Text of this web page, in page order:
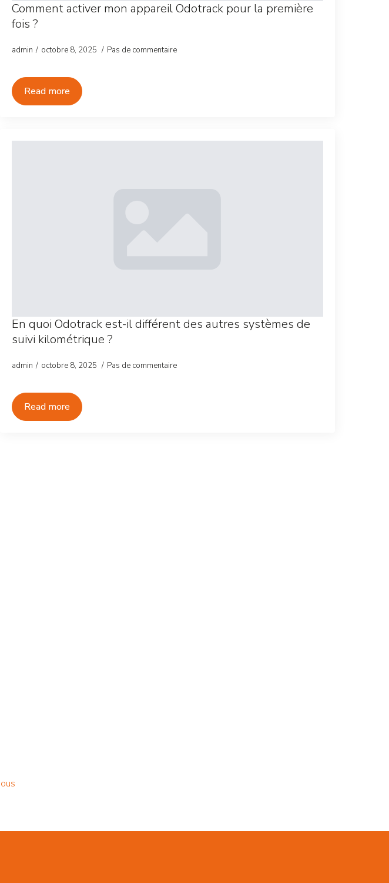
Comment activer mon appareil Odotrack pour la première
fois ?
admin octobre 8, 2025 Pas de commentaire
Read more
En quoi Odotrack est-il différent des autres systèmes de
suivi kilométrique ?
admin octobre 8, 2025 Pas de commentaire
Read more